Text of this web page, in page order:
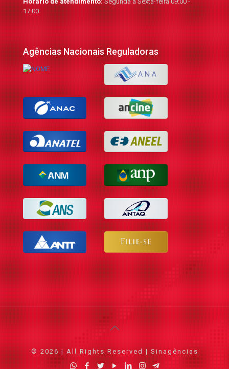
17:00
Agências Nacionais Reguladoras
© 2026 | All Rights Reserved | Sinagências